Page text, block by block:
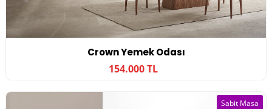
Crown Yemek Odası
154.000 TL
Sabit Masa